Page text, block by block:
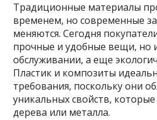
Традиционные материалы
временем, но современные
меняются. Сегодня
прочные и удобные вещи, но
обслуживании, а еще
Пластик и композиты
требования, поскольку они
уникальных свойств,
дерева или металла.